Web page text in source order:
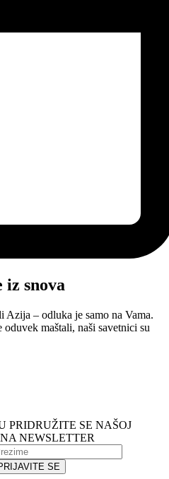
iz snova
– odluka je samo na Vama.
maštali, naši savetnici su
PRIDRUŽITE SE NAŠOJ
NEWSLETTER